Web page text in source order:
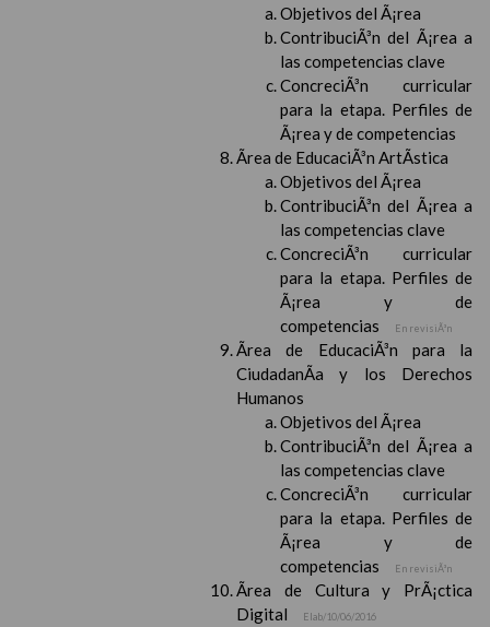
Objetivos del Ã¡rea
ContribuciÃ³n del Ã¡rea a
las competencias clave
ConcreciÃ³n curricular
para la etapa. Perfiles de
Ã¡rea y de competencias
Ãrea de EducaciÃ³n ArtÃ­stica
Objetivos del Ã¡rea
ContribuciÃ³n del Ã¡rea a
las competencias clave
ConcreciÃ³n curricular
para la etapa. Perfiles de
Ã¡rea y de
competencias
En revisiÃ³n
Ãrea de EducaciÃ³n para la
CiudadanÃ­a y los Derechos
Humanos
Objetivos del Ã¡rea
ContribuciÃ³n del Ã¡rea a
las competencias clave
ConcreciÃ³n curricular
para la etapa. Perfiles de
Ã¡rea y de
competencias
En revisiÃ³n
Ãrea de Cultura y PrÃ¡ctica
Digital
Elab/10/06/2016